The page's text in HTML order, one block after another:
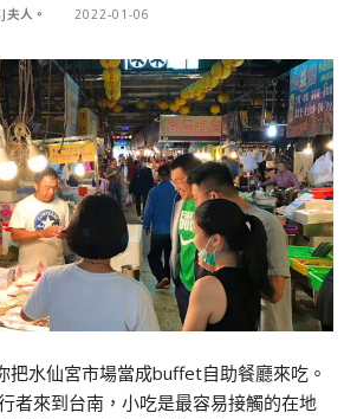
夫人。 2022-01-06
把水仙宮市場當成buffet自助餐廳來吃。
者來到台南，小吃是最容易接觸的在地